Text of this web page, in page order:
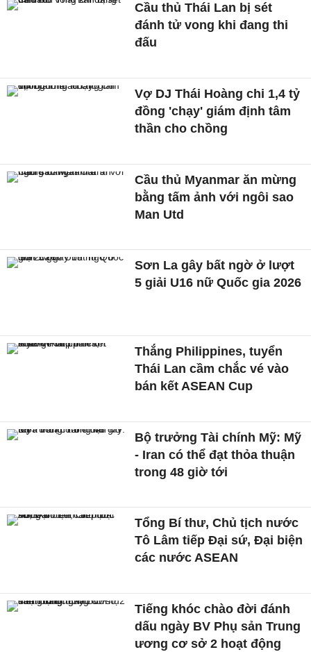
Cầu thủ Thái Lan bị sét
đánh tử vong khi đang thi
đấu
Vợ DJ Thái Hoàng chi 1,4 tỷ
đồng 'chạy' giám định tâm
thần cho chồng
Cầu thủ Myanmar ăn mừng
bằng tấm ảnh với ngôi sao
Man Utd
Sơn La gây bất ngờ ở lượt
5 giải U16 nữ Quốc gia 2026
Thắng Philippines, tuyển
Thái Lan cầm chắc vé vào
bán kết ASEAN Cup
Bộ trưởng Tài chính Mỹ: Mỹ
- Iran có thể đạt thỏa thuận
trong 48 giờ tới
Tổng Bí thư, Chủ tịch nước
Tô Lâm tiếp Đại sứ, Đại biện
các nước ASEAN
Tiếng khóc chào đời đánh
dấu ngày BV Phụ sản Trung
ương cơ sở 2 hoạt động